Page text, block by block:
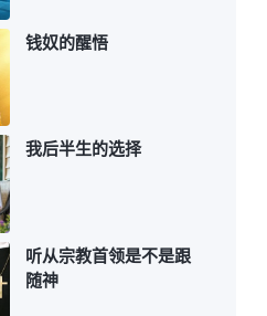
钱奴的醒悟
我后半生的选择
听从宗教首领是不是跟
随神